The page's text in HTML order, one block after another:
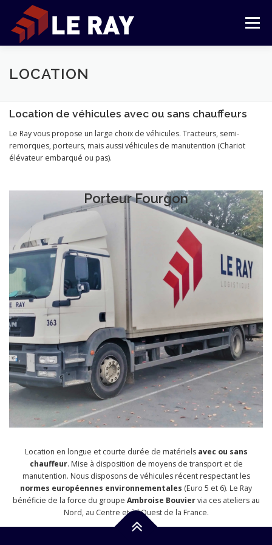
contenu
Menu
TRANSPORT
L’ENTREPRISE CONTACT ESPACE CLIENT
AIDE
LOCATION
Location de véhicules avec ou sans chauffeurs
Le Ray vous propose un large choix de véhicules. Tracteurs, semi-
remorques, porteurs, mais aussi véhicules de manutention (Chariot
élévateur embarqué ou pas).
Porteur Fourgon
Location en longue et courte durée de matériels avec ou sans
chauffeur. Mise à disposition de moyens de transport et de
manutention. Nous disposons de véhicules récent respectant les
normes européennes environnementales (Euro 5 et 6). Le Ray
bénéficie de la force du groupe Ambroise Bouviervia ces ateliers au
Nord, au Centre et à l'Ouest de la France.